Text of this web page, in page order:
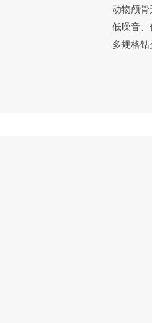
动物颅骨
低噪音、
多规格钻